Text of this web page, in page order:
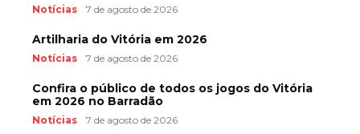
Notícias 7 de agosto de 2026
Artilharia do Vitória em 2026
Notícias 7 de agosto de 2026
Confira o público de todos os jogos do Vitória
em 2026 no Barradão
Notícias 7 de agosto de 2026